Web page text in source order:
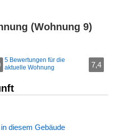
(Wohnung 9)
5 Bewertungen für die
aktuelle Wohnung
7,4
diesem Gebäude